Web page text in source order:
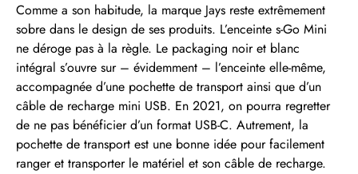
Comme a son habitude, la marque Jays reste extrêmement
sobre dans le design de ses produits. L’enceinte s-Go Mini
ne déroge pas à la règle. Le packaging noir et blanc
intégral s’ouvre sur – évidemment – l’enceinte elle-même,
accompagnée d’une pochette de transport ainsi que d’un
câble de recharge mini USB. En 2021, on pourra regretter
de ne pas bénéficier d’un format USB-C. Autrement, la
pochette de transport est une bonne idée pour facilement
ranger et transporter le matériel et son câble de recharge.